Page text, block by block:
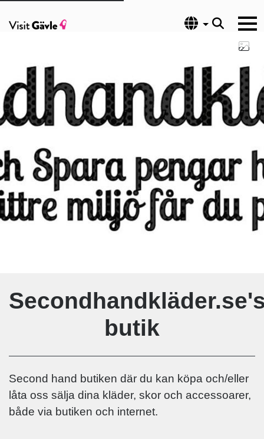
Språk
butik
Second hand butiken där du kan köpa och/eller
låta oss sälja dina kläder, skor och accessoarer,
både via butiken och internet.